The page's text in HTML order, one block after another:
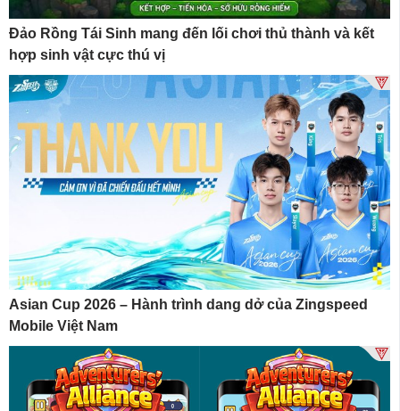
Đảo Rồng Tái Sinh mang đến lối chơi thủ thành và kết
hợp sinh vật cực thú vị
Asian Cup 2026 – Hành trình dang dở của Zingspeed
Mobile Việt Nam